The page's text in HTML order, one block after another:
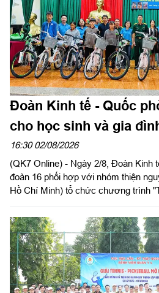
Đoàn Kinh tế - Quốc
cho học sinh và gia
khó khăn
16:30 02/08/2026
(QK7 Online) - Ngày 2/8, Đoàn Kinh
đoàn 16 phối hợp với nhóm thiện
Hồ Chí Minh) tổ chức chương trình
các gia đình có hoàn cảnh khó khăn
Đức và Quảng Trực, tỉnh Lâm Đồng.